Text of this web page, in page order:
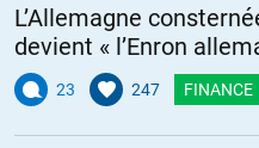
L’Allemagne
devient « l’Enron
23 247 FINANCE